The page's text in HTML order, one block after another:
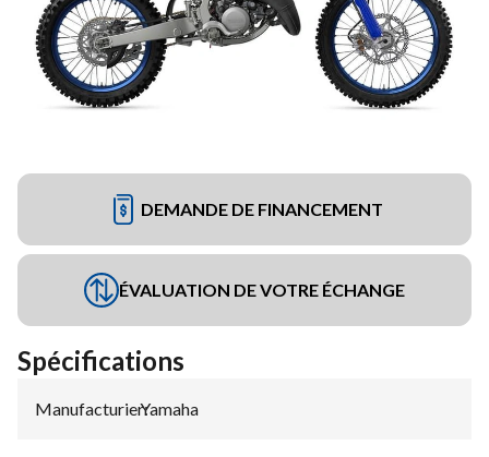
DEMANDE DE FINANCEMENT
ÉVALUATION DE VOTRE ÉCHANGE
Spécifications
Manufacturier:
Yamaha